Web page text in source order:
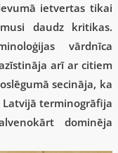
ietvertas tikai
daudz kritikas.
vārdnīca
arī ar citiem
secināja, ka
Latvijā terminogrāfija
dominēja